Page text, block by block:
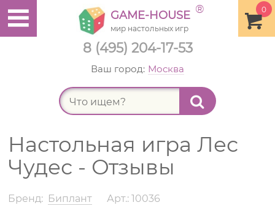
8 (495) 204-17-53
0
GAME-HOUSE ®
мир настольных игр
Ваш город: Москва
Настольная игра Лес
Чудес - Отзывы
Бренд: Биплант Арт.: 10036